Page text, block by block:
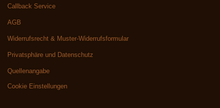
Callback Service
AGB
Widerrufsrecht & Muster-Widerrufsformular
Privatsphäre und Datenschutz
Quellenangabe
Cookie Einstellungen